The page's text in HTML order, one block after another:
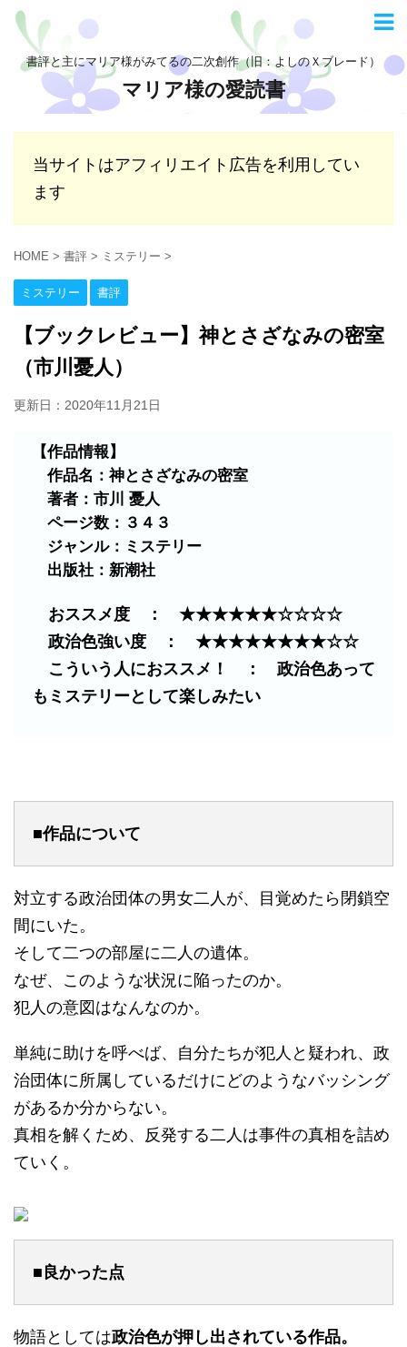
書評と主にマリア様がみてるの二次創作（旧：よしのＸブレード）
マリア様の愛読書
当サイトはアフィリエイト広告を利用してい
ます
HOME > 書評 > ミステリー >
ミステリー 書評
【ブックレビュー】神とさざなみの密室
（市川憂人）
更新日： 2020年11月21日
【作品情報】
作品名：神とさざなみの密室
著者：市川 憂人
ページ数：３４３
ジャンル：ミステリー
出版社：新潮社
おススメ度 ： ★★★★★★☆☆☆☆
政治色強い度 ： ★★★★★★★★☆☆
こういう人におススメ！ ： 政治色あって
もミステリーとして楽しみたい
■作品について
対立する政治団体の男女二人が、目覚めたら閉鎖空
間にいた。
そして二つの部屋に二人の遺体。
なぜ、このような状況に陥ったのか。
犯人の意図はなんなのか。
単純に助けを呼べば、自分たちが犯人と疑われ、政
治団体に所属しているだけにどのようなバッシング
があるか分からない。
真相を解くため、反発する二人は事件の真相を詰め
ていく。
■良かった点
物語としては政治色が押し出されている作品。